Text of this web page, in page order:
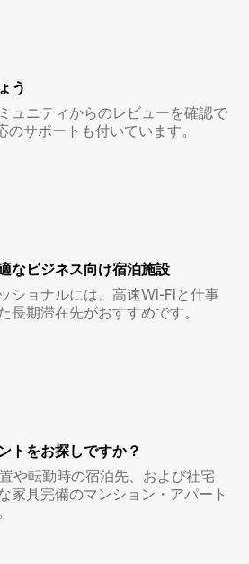
う
ュニティからのレビューを確認で
サポートも付いています。
なビ⁠ジ⁠ネ⁠ス⁠向⁠け宿⁠泊⁠施⁠設
ショナルには、高速Wi-Fiと仕事
長期滞在先がおすすめです。
トをお探しですか？
や転勤時の宿泊先、および社宅
家具完備のマンション・アパート